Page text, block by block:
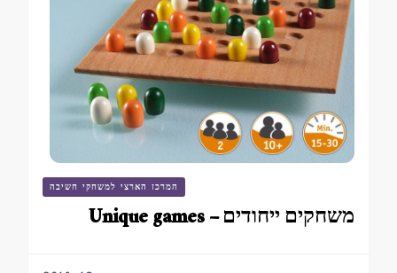
המרכז הארצי למשחקי חשיבה
משחקים ייחודים – Unique games